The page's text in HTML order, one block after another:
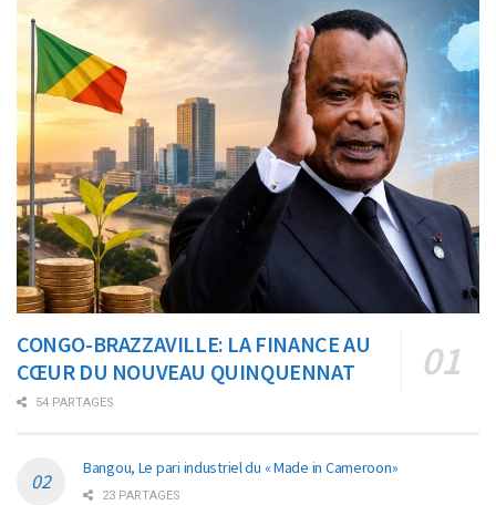
CONGO-BRAZZAVILLE: LA FINANCE AU
CŒUR DU NOUVEAU QUINQUENNAT
54 PARTAGES
Bangou, Le pari industriel du « Made in Cameroon»
23 PARTAGES